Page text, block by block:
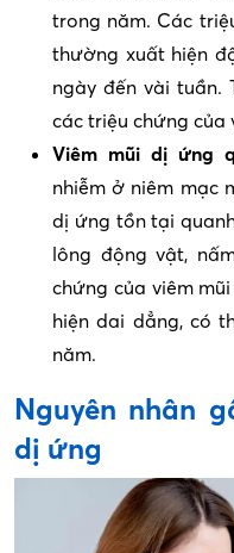
trong năm. Các
thường xuất hiện
ngày đến vài
các triệu chứng của
Viêm mũi dị ứng
nhiễm ở niêm mạc
dị ứng tồn tại
lông động vật,
chứng của viêm
hiện dai dẳng, có
năm.
Nguyên nhân
dị ứng